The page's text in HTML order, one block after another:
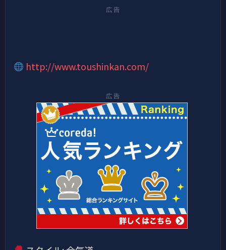
広告
http://www.toushinkan.com/
広告